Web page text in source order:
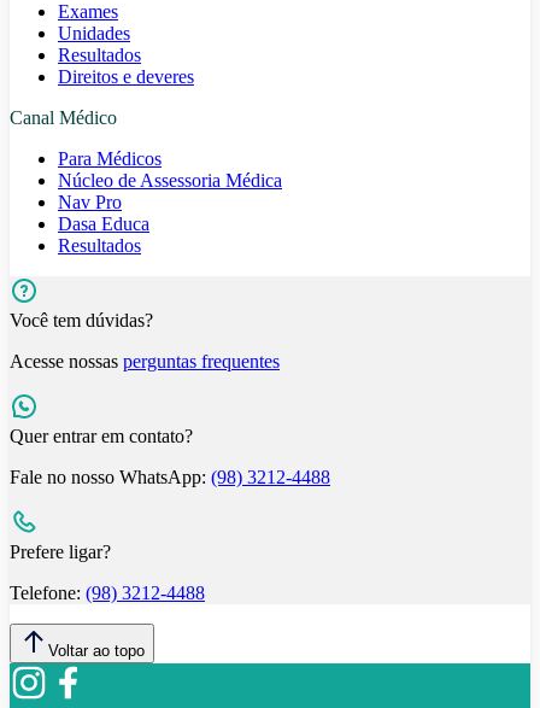
Exames
Unidades
Resultados
Direitos e deveres
Canal Médico
Para Médicos
Núcleo de Assessoria Médica
Nav Pro
Dasa Educa
Resultados
Você tem dúvidas?
Acesse nossas perguntas frequentes
Quer entrar em contato?
Fale no nosso WhatsApp: (98) 3212-4488
Prefere ligar?
Telefone: (98) 3212-4488
Voltar ao topo